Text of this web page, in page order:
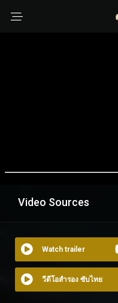
Video Sources
Watch trailer
วีดีโอสำรอง ซับไทย